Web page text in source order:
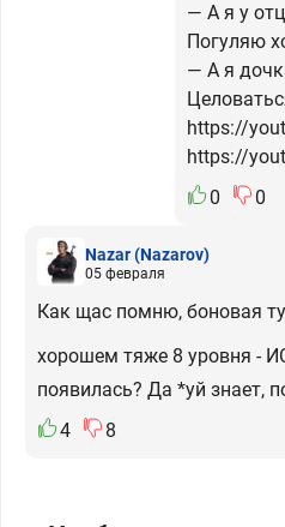
— А я у
Погуляю
— А я
https://
https://
0
0
Nazar(Nazarov)
05 февраля
Как щас помню, боновая
хорошем тяже 8 уровня -
появилась? Да *уй знает,
4
8